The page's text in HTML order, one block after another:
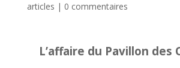
articles | 0 commentaires
L’affaire du Pavillon des